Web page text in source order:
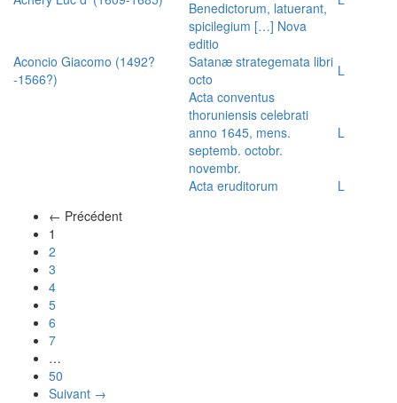
Benedictorum, latuerant,
spicilegium […] Nova
editio
Aconcio Giacomo (1492?
-1566?)
Satanæ strategemata libri
octo
L
Acta conventus
thoruniensis celebrati
anno 1645, mens.
septemb. octobr.
novembr.
L
Acta eruditorum
L
← Précédent
1
2
3
4
5
6
7
…
50
Suivant →